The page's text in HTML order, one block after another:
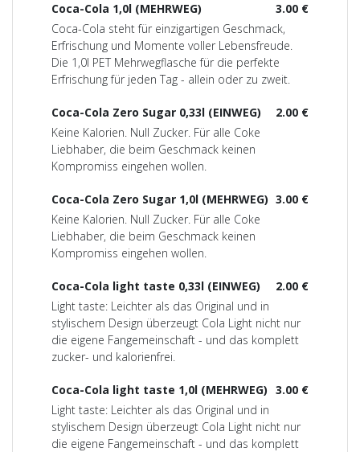
3.00 €
Coca-Cola 1,0l (MEHRWEG)
Coca-Cola steht für einzigartigen Geschmack,
Erfrischung und Momente voller Lebensfreude.
Die 1,0l PET Mehrwegflasche für die perfekte
Erfrischung für jeden Tag - allein oder zu zweit.
2.00 €
Coca-Cola Zero Sugar 0,33l (EINWEG)
Keine Kalorien. Null Zucker. Für alle Coke
Liebhaber, die beim Geschmack keinen
Kompromiss eingehen wollen.
3.00 €
Coca-Cola Zero Sugar 1,0l (MEHRWEG)
Keine Kalorien. Null Zucker. Für alle Coke
Liebhaber, die beim Geschmack keinen
Kompromiss eingehen wollen.
2.00 €
Coca-Cola light taste 0,33l (EINWEG)
Light taste: Leichter als das Original und in
stylischem Design überzeugt Cola Light nicht nur
die eigene Fangemeinschaft - und das komplett
zucker- und kalorienfrei.
3.00 €
Coca-Cola light taste 1,0l (MEHRWEG)
Light taste: Leichter als das Original und in
stylischem Design überzeugt Cola Light nicht nur
die eigene Fangemeinschaft - und das komplett